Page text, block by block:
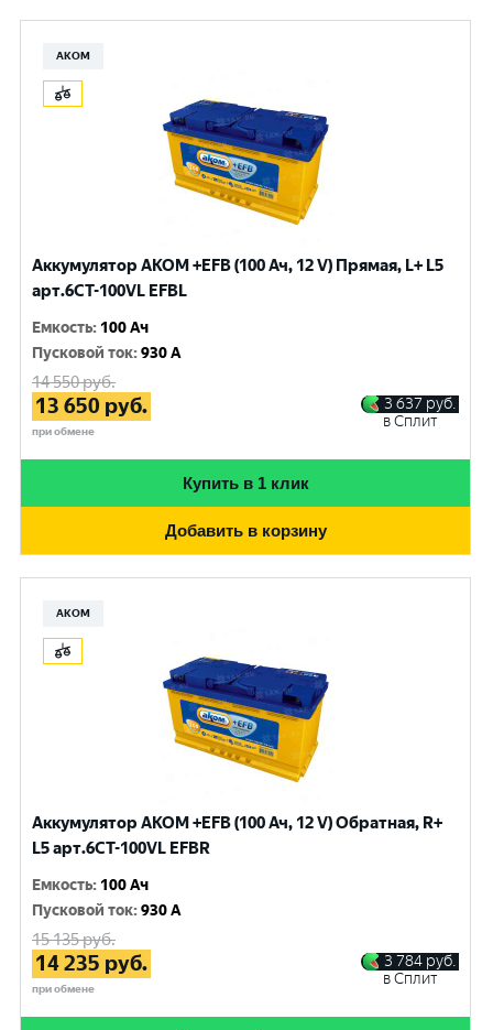
АКОМ
Аккумулятор AKOM +EFB (100 Ач, 12 V) Прямая, L+ L5
арт.6СТ-100VL EFBL
Емкость: 100 Ач
Пусковой ток:930 A
14 550руб.
13 650 руб.
при обмене
3 637 руб.
в Сплит
Купить в 1 клик
Добавить в корзину
АКОМ
Аккумулятор AKOM +EFB (100 Ач, 12 V) Обратная, R+
L5 арт.6СТ-100VL EFBR
Емкость: 100 Ач
Пусковой ток:930 A
15 135руб.
14 235 руб.
при обмене
3 784 руб.
в Сплит